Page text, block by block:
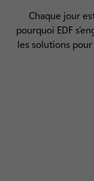
Chaque jour
pourquoi EDF
les solutions